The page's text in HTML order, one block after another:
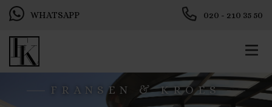
WHATSAPP 020 - 210 35 50
FRANSEN & KROES